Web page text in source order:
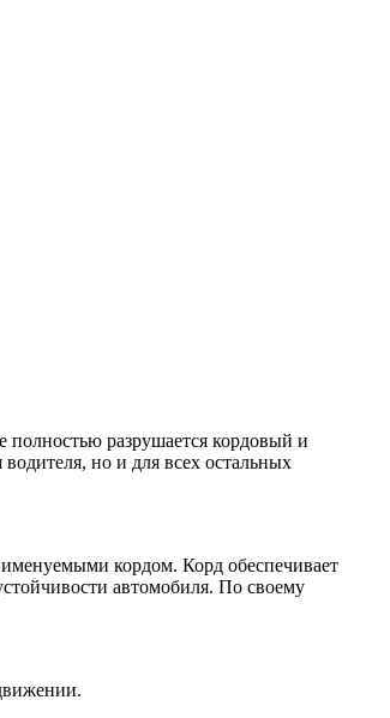
разрушается кордовый и
но и для всех остальных
кордом. Корд обеспечивает
автомобиля. По своему